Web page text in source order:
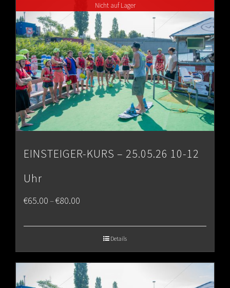
€80.00
Nicht auf Lager
EINSTEIGER-KURS – 25.05.26 10-12
Uhr
€65.00–€80.00
€80.00
Details